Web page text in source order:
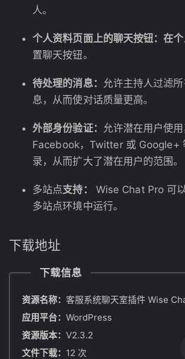
人。
个人资料页面上的聊天按钮：在
置聊天按钮。
待处理的消息：
允许主持人过滤
息，从而使对话质量更高。
外部身份验证：
允许潜在用户使
Facebook，Twitter 或 Google+
录，从而扩大了潜在用户的范围。
多站点支持：
Wise Chat Pro 可
多站点环境中运行。
下载地址
下载信息
资源名称： 客服系统聊天室插件 Wise
应用平台： WordPress
资源版本： V2.3.2
文件下载： 12 次